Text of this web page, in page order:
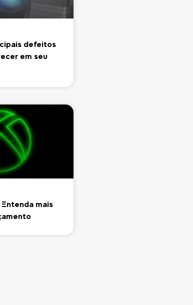
defeitos
em seu
mais